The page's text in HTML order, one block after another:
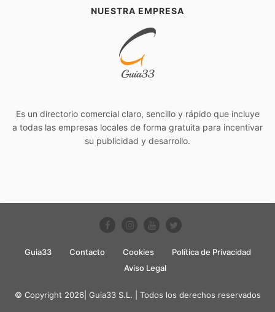
NUESTRA EMPRESA
Es un directorio comercial claro, sencillo y rápido que incluye
a todas las empresas locales de forma gratuita para incentivar
su publicidad y desarrollo.
Guia33 Contacto Cookies
Política de Privacidad
Aviso Legal
© Copyright 2026| Guia33 S.L. | Todos los derechos reservados